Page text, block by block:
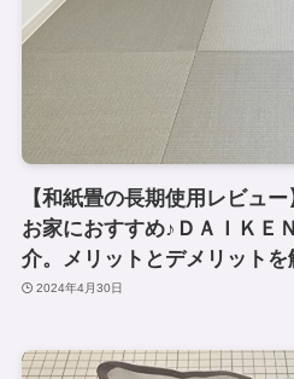
【和紙畳の長期使用レビュ
お家におすすめ♪ＤＡＩＫＥ
介。メリットとデメリットを
2024年4月30日